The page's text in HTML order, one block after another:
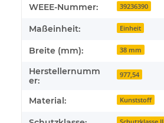
WEEE-Nummer: 39236390
Maßeinheit: Einheit
Breite (mm): 38 mm
Herstellernumm
er:
977,54
Material: Kunststoff